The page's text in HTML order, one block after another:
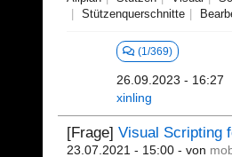
Stützenquerschnitte
(1/369)
26.09.2023 - 16:27
xinling
[Frage] Visual Scripting
23.07.2021 - 15:00 - von